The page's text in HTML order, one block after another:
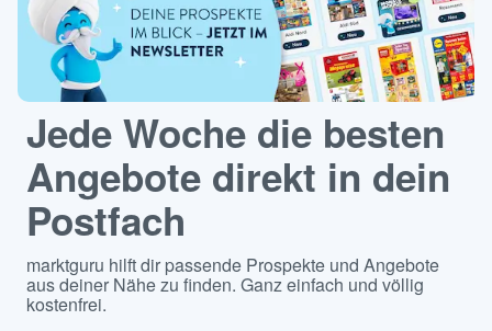
Jede Woche die besten
Angebote direkt in dein
Postfach
marktguru hilft dir passende Prospekte und Angebote
aus deiner Nähe zu finden. Ganz einfach und völlig
kostenfrei.